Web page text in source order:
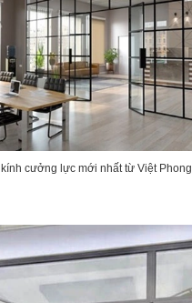
cưởng lực mới nhất từ Việt Phong